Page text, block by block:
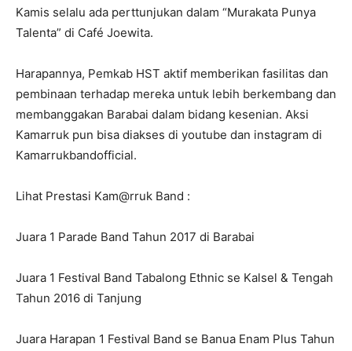
Kamis selalu ada perttunjukan dalam “Murakata Punya
Talenta” di Café Joewita.
Harapannya, Pemkab HST aktif memberikan fasilitas dan
pembinaan terhadap mereka untuk lebih berkembang dan
membanggakan Barabai dalam bidang kesenian. Aksi
Kamarruk pun bisa diakses di youtube dan instagram di
Kamarrukbandofficial.
Lihat Prestasi Kam@rruk Band :
Juara 1 Parade Band Tahun 2017 di Barabai
Juara 1 Festival Band Tabalong Ethnic se Kalsel & Tengah
Tahun 2016 di Tanjung
Juara Harapan 1 Festival Band se Banua Enam Plus Tahun